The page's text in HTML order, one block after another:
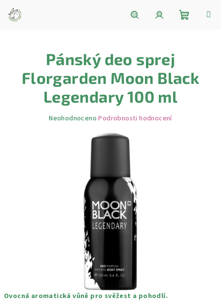
obsah
Ovocná aromatická vůně pro svěžest a pohodlí.
Pánský deo sprej
Florgarden Moon Black
Legendary 100 ml
Průměrné
Neohodnoceno Podrobnosti hodnocení